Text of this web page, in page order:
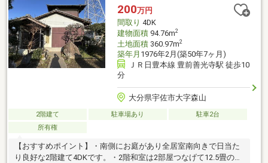
200万円
間取り 4DK
建物面積94.76m2
土地面積360.97m2
築年月 1976年2月(築50年7ヶ月)
ＪＲ日豊本線 豊前善光寺駅 徒歩10
分
大分県宇佐市大字森山
2階建て 駐車場あり
駐車2台
所有権
【おすすめポイント】・南側にお庭があり全居室南向きで日当た
り良好な2階建て4DKです。・2階和室は2部屋つなげて12.5畳の広